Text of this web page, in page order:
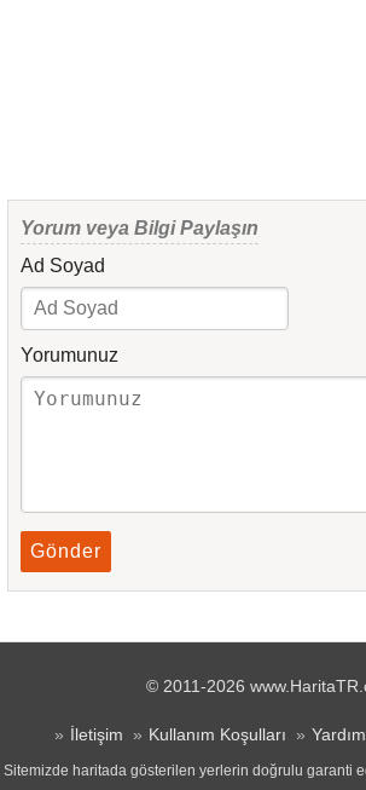
Yorum veya Bilgi Paylaşın
Ad Soyad
Yorumunuz
Gönder
© 2011-2026
İletişim Kullanım Koşulları Yardım
Sitemizde haritada gösterilen yerlerin doğrulu garanti